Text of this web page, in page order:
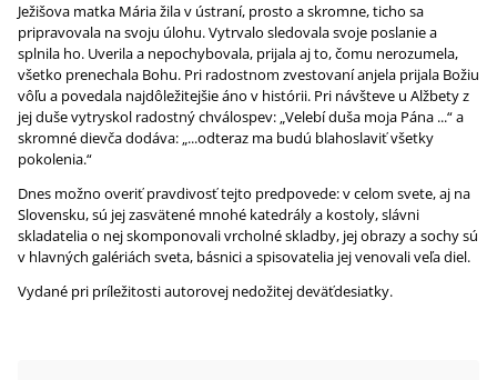
Ježišova matka Mária žila v ústraní, prosto a skromne, ticho sa
pripravovala na svoju úlohu. Vytrvalo sledovala svoje poslanie a
splnila ho. Uverila a nepochybovala, prijala aj to, čomu nerozumela,
všetko prenechala Bohu. Pri radostnom zvestovaní anjela prijala Božiu
vôľu a povedala najdôležitejšie áno v histórii. Pri návšteve u Alžbety z
jej duše vytryskol radostný chválospev: „Velebí duša moja Pána ...“ a
skromné dievča dodáva: „...odteraz ma budú blahoslaviť všetky
pokolenia.“
Dnes možno overiť pravdivosť tejto predpovede: v celom svete, aj na
Slovensku, sú jej zasvätené mnohé katedrály a kostoly, slávni
skladatelia o nej skomponovali vrcholné skladby, jej obrazy a sochy sú
v hlavných galériách sveta, básnici a spisovatelia jej venovali veľa diel.
Vydané pri príležitosti autorovej nedožitej deväťdesiatky.